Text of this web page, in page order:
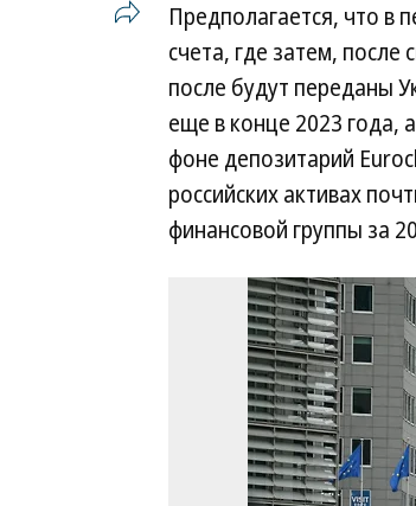
Предполагается, что в
счета, где затем,
после будут переданы
еще в конце 2023 года,
фоне депозитарий
российских активах
финансовой группы за